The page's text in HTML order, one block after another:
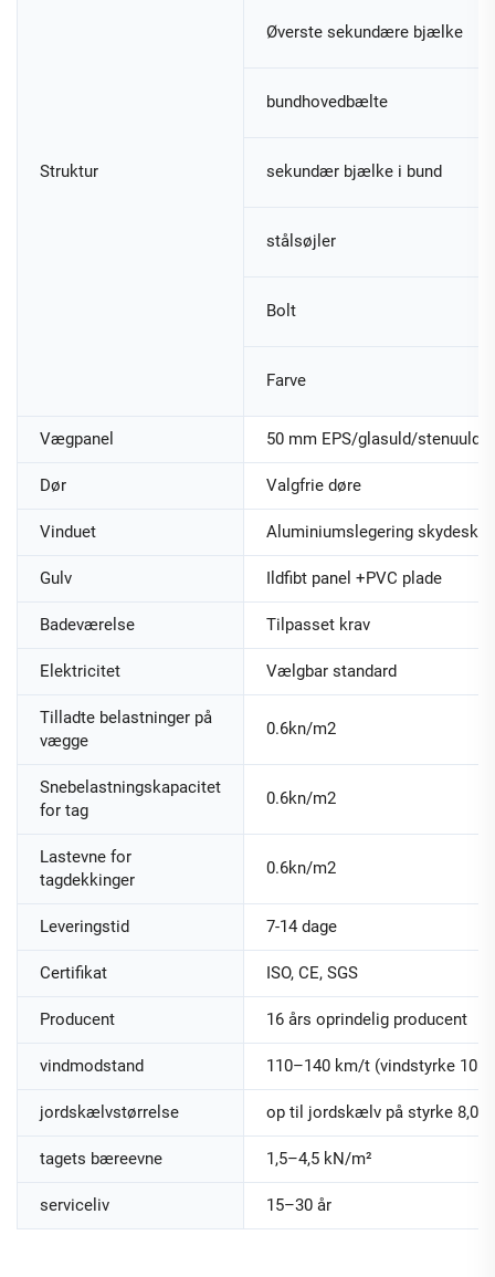
Struktur
Øverste sekundære bjælke
bundhovedbælte
sekundær bjælke i bund
stålsøjler
Bolt
Farve
Vægpanel 50 mm EPS/glasuld/stenuuld
Dør Valgfrie døre
Vinduet Aluminiumslegering
Gulv Ildfibt panel +PVC plade
Badeværelse Tilpasset krav
Elektricitet Vælgbar standard
Tilladte belastninger på
vægge
0.6kn/m2
Snebelastningskapacitet
for tag
0.6kn/m2
Lastevne for
tagdekkinger
0.6kn/m2
Leveringstid 7-14 dage
Certifikat ISO, CE, SGS
Producent 16 års oprindelig producent
vindmodstand 110–140 km/t (vindstyrke
jordskælvstørrelse op til jordskælv på styrke 8,0
tagets bæreevne 1,5–4,5 kN/m²
serviceliv 15–30 år